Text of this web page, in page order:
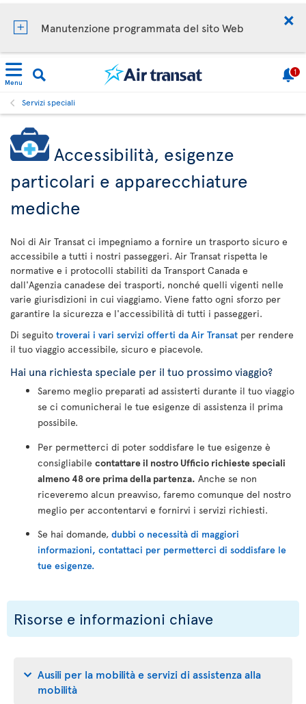
Manutenzione programmata del sito Web
Menu
1
Servizi speciali
Accessibilità, esigenze
particolari e apparecchiature
mediche
Noi di Air Transat ci impegniamo a fornire un trasporto sicuro e
accessibile a tutti i nostri passeggeri. Air Transat rispetta le
normative e i protocolli stabiliti da Transport Canada e
dall'Agenzia canadese dei trasporti, nonché quelli vigenti nelle
varie giurisdizioni in cui viaggiamo. Viene fatto ogni sforzo per
garantire la sicurezza e l'accessibilità di tutti i passeggeri.
Di seguito troverai i vari servizi offerti da Air Transat per rendere
il tuo viaggio accessibile, sicuro e piacevole.
Hai una richiesta speciale per il tuo prossimo viaggio?
Saremo meglio preparati ad assisterti durante il tuo viaggio
se ci comunicherai le tue esigenze di assistenza il prima
possibile.
Per permetterci di poter soddisfare le tue esigenze è
consigliabile contattare il nostro Ufficio richieste speciali
almeno 48 ore prima della partenza. Anche se non
riceveremo alcun preavviso, faremo comunque del nostro
meglio per accontentarvi e fornirvi i servizi richiesti.
Se hai domande, dubbi o necessità di maggiori
informazioni, contattaci per permetterci di soddisfare le
tue esigenze.
Risorse e informazioni chiave
Ausili per la mobilità e servizi di assistenza alla
mobilità